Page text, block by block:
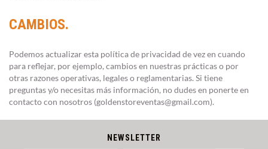
CAMBIOS.
Podemos actualizar esta política de privacidad de vez en cuando
para reflejar, por ejemplo, cambios en nuestras prácticas o por
otras razones operativas, legales o reglamentarias. Si tiene
preguntas y/o necesitas más información, no dudes en ponerte en
contacto con nosotros (goldenstoreventas@gmail.com).
NEWSLETTER